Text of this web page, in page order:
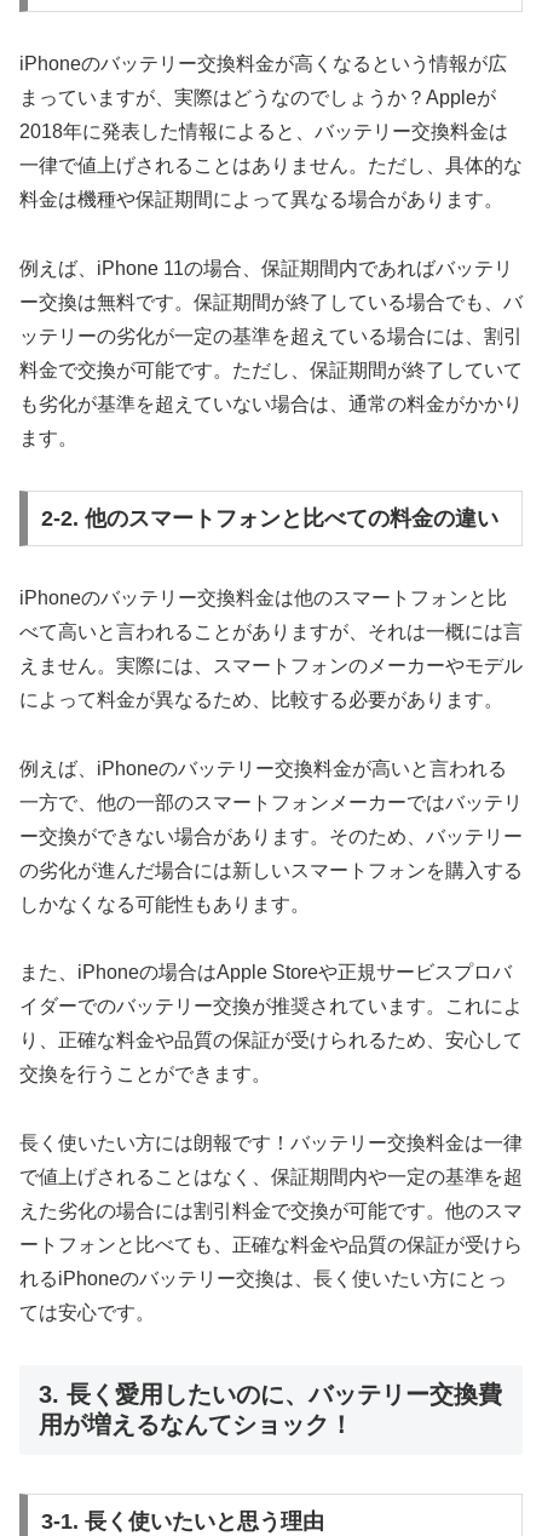
iPhoneのバッテリー交換料金が高くなるという情報が広
まっていますが、実際はどうなのでしょうか？Appleが
2018年に発表した情報によると、バッテリー交換料金は
一律で値上げされることはありません。ただし、具体的な
料金は機種や保証期間によって異なる場合があります。
例えば、iPhone 11の場合、保証期間内であればバッテリ
ー交換は無料です。保証期間が終了している場合でも、バ
ッテリーの劣化が一定の基準を超えている場合には、割引
料金で交換が可能です。ただし、保証期間が終了していて
も劣化が基準を超えていない場合は、通常の料金がかかり
ます。
2-2. 他のスマートフォンと比べての料金の違い
iPhoneのバッテリー交換料金は他のスマートフォンと比
べて高いと言われることがありますが、それは一概には言
えません。実際には、スマートフォンのメーカーやモデル
によって料金が異なるため、比較する必要があります。
例えば、iPhoneのバッテリー交換料金が高いと言われる
一方で、他の一部のスマートフォンメーカーではバッテリ
ー交換ができない場合があります。そのため、バッテリー
の劣化が進んだ場合には新しいスマートフォンを購入する
しかなくなる可能性もあります。
また、iPhoneの場合はApple Storeや正規サービスプロバ
イダーでのバッテリー交換が推奨されています。これによ
り、正確な料金や品質の保証が受けられるため、安心して
交換を行うことができます。
長く使いたい方には朗報です！バッテリー交換料金は一律
で値上げされることはなく、保証期間内や一定の基準を超
えた劣化の場合には割引料金で交換が可能です。他のスマ
ートフォンと比べても、正確な料金や品質の保証が受けら
れるiPhoneのバッテリー交換は、長く使いたい方にとっ
ては安心です。
3. 長く愛用したいのに、バッテリー交換費
用が増えるなんてショック！
3-1. 長く使いたいと思う理由